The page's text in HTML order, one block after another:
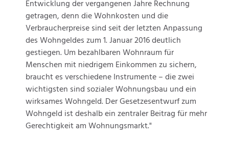
Entwicklung der vergangenen Jahre Rechnung
getragen, denn die Wohnkosten und die
Verbraucherpreise sind seit der letzten Anpassung
des Wohngeldes zum 1. Januar 2016 deutlich
gestiegen. Um bezahlbaren Wohnraum für
Menschen mit niedrigem Einkommen zu sichern,
braucht es verschiedene Instrumente – die zwei
wichtigsten sind sozialer Wohnungsbau und ein
wirksames Wohngeld. Der Gesetzesentwurf zum
Wohngeld ist deshalb ein zentraler Beitrag für mehr
Gerechtigkeit am Wohnungsmarkt."